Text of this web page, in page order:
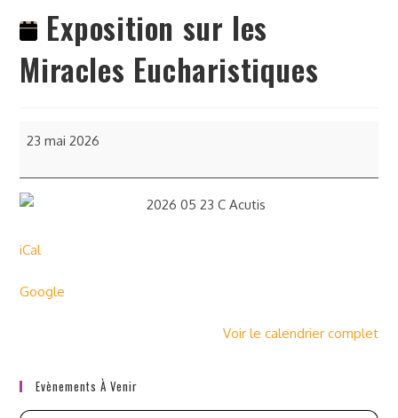
Exposition sur les
Miracles Eucharistiques
23 mai 2026
iCal
Google
Voir le calendrier complet
Evènements À Venir